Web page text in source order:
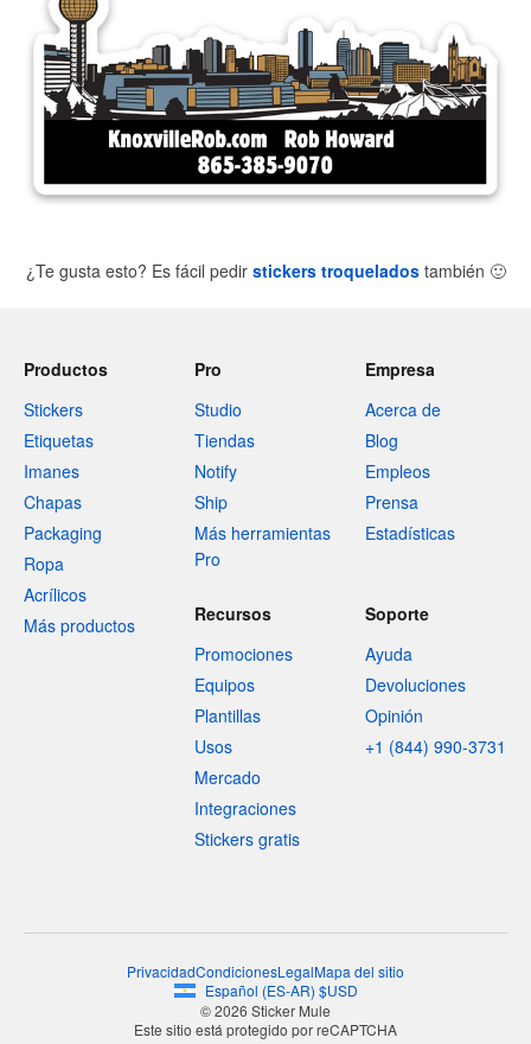
¿Te gusta esto? Es fácil pedir stickers troqueladostambién 🙂
Productos
Stickers
Etiquetas
Imanes
Chapas
Packaging
Ropa
Acrílicos
Más productos
Pro
Studio
Tiendas
Notify
Ship
Más herramientas
Pro
Empresa
Acerca de
Blog
Empleos
Prensa
Estadísticas
Recursos
Promociones
Equipos
Plantillas
Usos
Mercado
Integraciones
Stickers gratis
Soporte
Ayuda
Devoluciones
Opinión
+1 (844) 990-3731
PrivacidadCondicionesLegalMapa del sitio
Español (ES-AR) $USD
© 2026 Sticker Mule
Este sitio está protegido por reCAPTCHA